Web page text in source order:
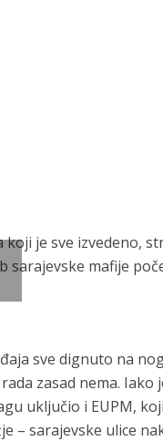
je sve izvedeno,
sarajevske mafije
sve dignuto na
zasad nema.
uključio i EUPM,
– sarajevske ulice